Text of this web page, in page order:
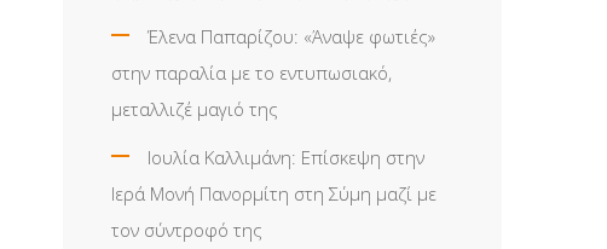
Έλενα Παπαρίζου: «Άναψε φωτιές»
στην παραλία με το εντυπωσιακό,
μεταλλιζέ μαγιό της
Ιουλία Καλλιμάνη: Επίσκεψη στην
Ιερά Μονή Πανορμίτη στη Σύμη μαζί με
τον σύντροφό της